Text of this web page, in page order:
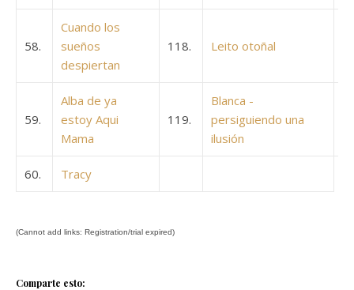
58.
Cuando los
sueños
despiertan
118. Leito otoñal
59.
Alba de ya
estoy Aqui
Mama
119.
Blanca -
persiguiendo una
ilusión
60. Tracy
(Cannot add links: Registration/trial expired)
Comparte esto: